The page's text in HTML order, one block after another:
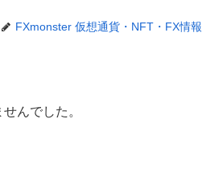
FXmonster 仮想通貨・NFT・FX情報
んでした。